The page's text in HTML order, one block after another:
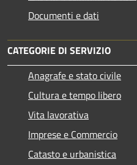
Documenti e dati
CATEGORIE DI SERVIZIO
Anagrafe e stato civile
Cultura e tempo libero
Vita lavorativa
Imprese e Commercio
Catasto e urbanistica